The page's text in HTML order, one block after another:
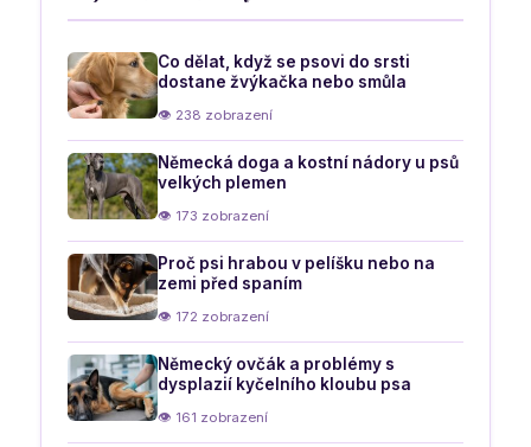
Co dělat, když se psovi do srsti
dostane žvýkačka nebo smůla
👁 238 zobrazení
Německá doga a kostní nádory u psů
velkých plemen
👁 173 zobrazení
Proč psi hrabou v pelíšku nebo na
zemi před spaním
👁 172 zobrazení
Německý ovčák a problémy s
dysplazií kyčelního kloubu psa
👁 161 zobrazení